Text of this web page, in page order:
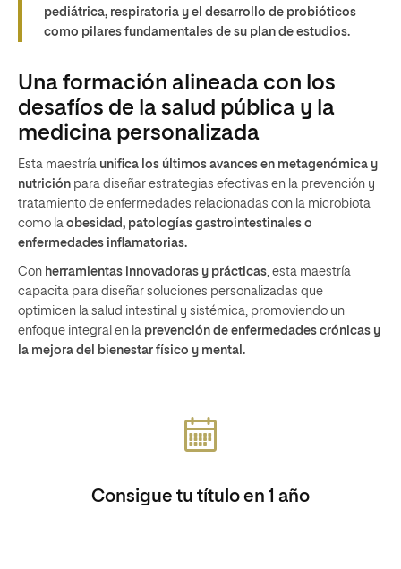
pediátrica, respiratoria y el desarrollo de probióticos
como pilares fundamentales de su plan de estudios.
Una formación alineada con los
desafíos de la salud pública y la
medicina personalizada
Esta maestría unifica los últimos avances en metagenómica y
nutrición para diseñar estrategias efectivas en la prevención y
tratamiento de enfermedades relacionadas con la microbiota
como la obesidad, patologías gastrointestinales o
enfermedades inflamatorias.
Con herramientas innovadoras y prácticas, esta maestría
capacita para diseñar soluciones personalizadas que
optimicen la salud intestinal y sistémica, promoviendo un
enfoque integral en la prevención de enfermedades crónicas y
la mejora del bienestar físico y mental.
Consigue tu título en 1 año